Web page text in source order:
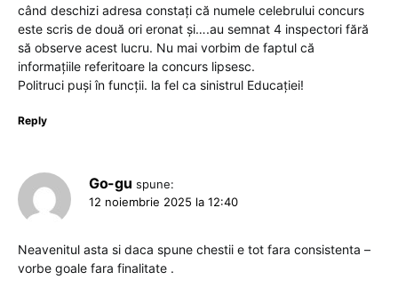
când deschizi adresa constați că numele celebrului concurs
este scris de două ori eronat și….au semnat 4 inspectori fără
să observe acest lucru. Nu mai vorbim de faptul că
informațiile referitoare la concurs lipsesc.
Politruci puși în funcții. la fel ca sinistrul Educației!
Reply
Go-gu spune:
12 noiembrie 2025 la 12:40
Neavenitul asta si daca spune chestii e tot fara consistenta –
vorbe goale fara finalitate .